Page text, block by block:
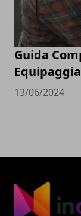
Guida
13/06/2024